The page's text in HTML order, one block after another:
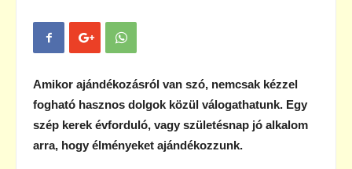
Amikor ajándékozásról van szó, nemcsak kézzel
fogható hasznos dolgok közül válogathatunk. Egy
szép kerek évforduló, vagy születésnap jó alkalom
arra, hogy élményeket ajándékozzunk.